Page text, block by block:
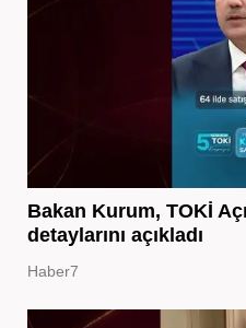
Bakan Kurum, TOKİ
detaylarını açıkladı
Haber7